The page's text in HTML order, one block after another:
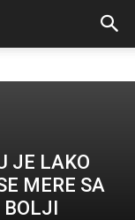
JE LAKO
MERE SA
BOLJI